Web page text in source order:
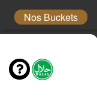
Nos Buckets